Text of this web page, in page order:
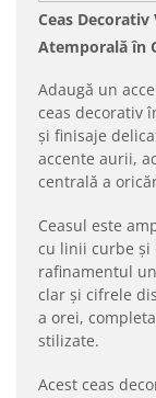
Ceas
Atemporală în
Adaugă un
ceas decorativ
și finisaje
accente aurii,
centrală a
Ceasul este
cu linii curbe și
rafinamentul
clar și cifrele
a orei,
stilizate.
Acest ceas